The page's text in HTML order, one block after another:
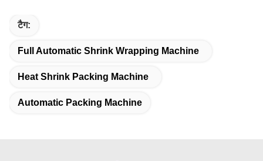
टैग:
Full Automatic Shrink Wrapping Machine
Heat Shrink Packing Machine
Automatic Packing Machine